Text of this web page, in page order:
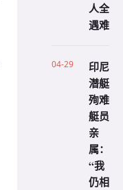
人全
遇难
04-29
印尼
潜艇
殉难
艇员
亲
属：
“我
仍相